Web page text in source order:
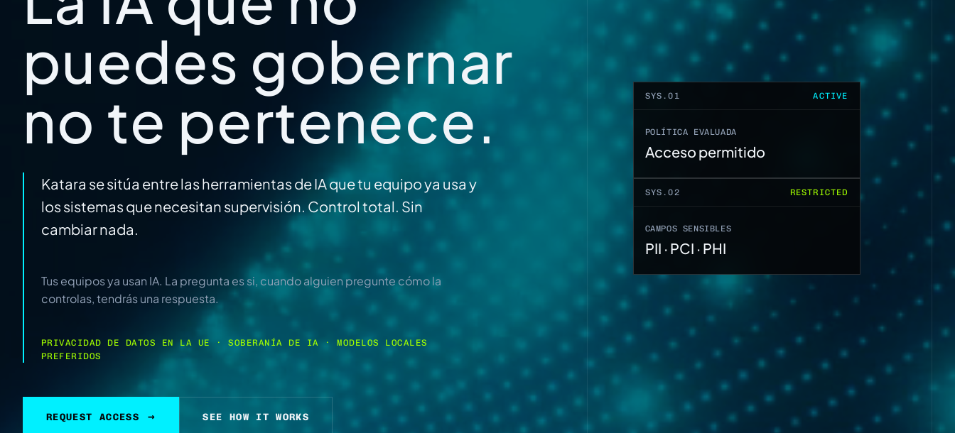
puedes gobernar
no te pertenece.
Katara se sitúa entre las herramientas de IA que tu equipo ya usa y
los sistemas que necesitan supervisión. Control total. Sin
cambiar nada.
Tus equipos ya usan IA. La pregunta es si, cuando alguien pregunte cómo la
controlas, tendrás una respuesta.
PRIVACIDAD DE DATOS EN LA UE · SOBERANÍA DE IA · MODELOS LOCALES
PREFERIDOS
REQUEST ACCESS → SEE HOW IT WORKS
SYS.01 ACTIVE
POLÍTICA EVALUADA
Acceso permitido
SYS.02 RESTRICTED
CAMPOS SENSIBLES
PII · PCI · PHI